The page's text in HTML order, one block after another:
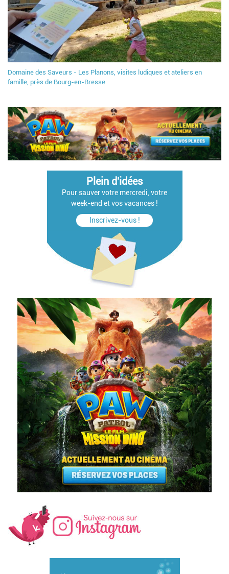
Domaine des Saveurs - Les Planons, visites ludiques et ateliers en
famille, près de Bourg-en-Bresse
Plein d'idées
Pour sauver votre mercredi, votre
week-end et vos vacances !
Inscrivez-vous !